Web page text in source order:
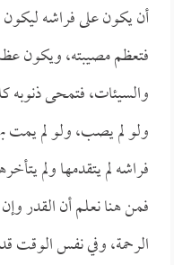
أن يكون على فراشه
فتعظم مصيبته، ويكون
والسيئات، فتمحى ذنوبه
ولو لم يصب، ولو لم يمت
فراشه لم يتقدمها ولم
فمن هنا نعلم أن القدر
الرحمة، وفي نفس الوقت